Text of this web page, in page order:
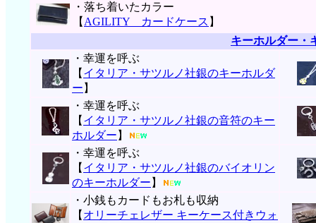
・落ち着いたカラー
【 AGILITY カードケース 】
キーホルダー・
・幸運を呼ぶ
【 イタリア・サツルノ社銀のキーホルダ
ー 】
・幸運を呼ぶ
【 イタリア・サツルノ社銀の音符のキー
ホルダー 】
・幸運を呼ぶ
【 イタリア・サツルノ社銀のバイオリン
のキーホルダー 】
・小銭もカードもお札も収納
【 オリーチェレザー キーケース付きウォ